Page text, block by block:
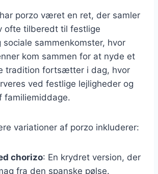
porzo været en ret, der samler
ofte tilberedt til festlige
sociale sammenkomster, hvor
kom sammen for at nyde et
tradition fortsætter i dag, hvor
ved festlige lejligheder og
familiemiddage.
variationer af porzo inkluderer:
chorizo: En krydret version, der
fra den spanske pølse.